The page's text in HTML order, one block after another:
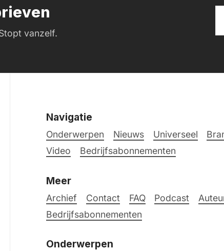
vanzelf.
Navigatie
Onderwerpen Nieuws Universeel
Video
Bedrijfsabonnementen
Meer
Archief Contact FAQ Podcast
Bedrijfsabonnementen
Onderwerpen